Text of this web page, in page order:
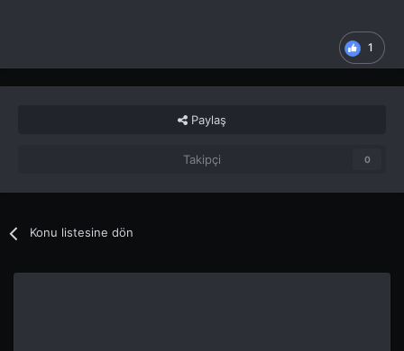
1
Paylaş
Takipçi 0
Konu listesine dön